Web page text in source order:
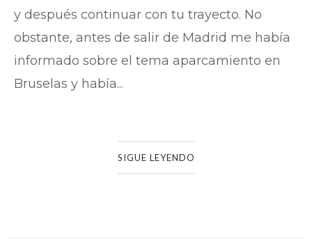
y después continuar con tu trayecto. No
obstante, antes de salir de Madrid me había
informado sobre el tema aparcamiento en
Bruselas y había...
SIGUE LEYENDO